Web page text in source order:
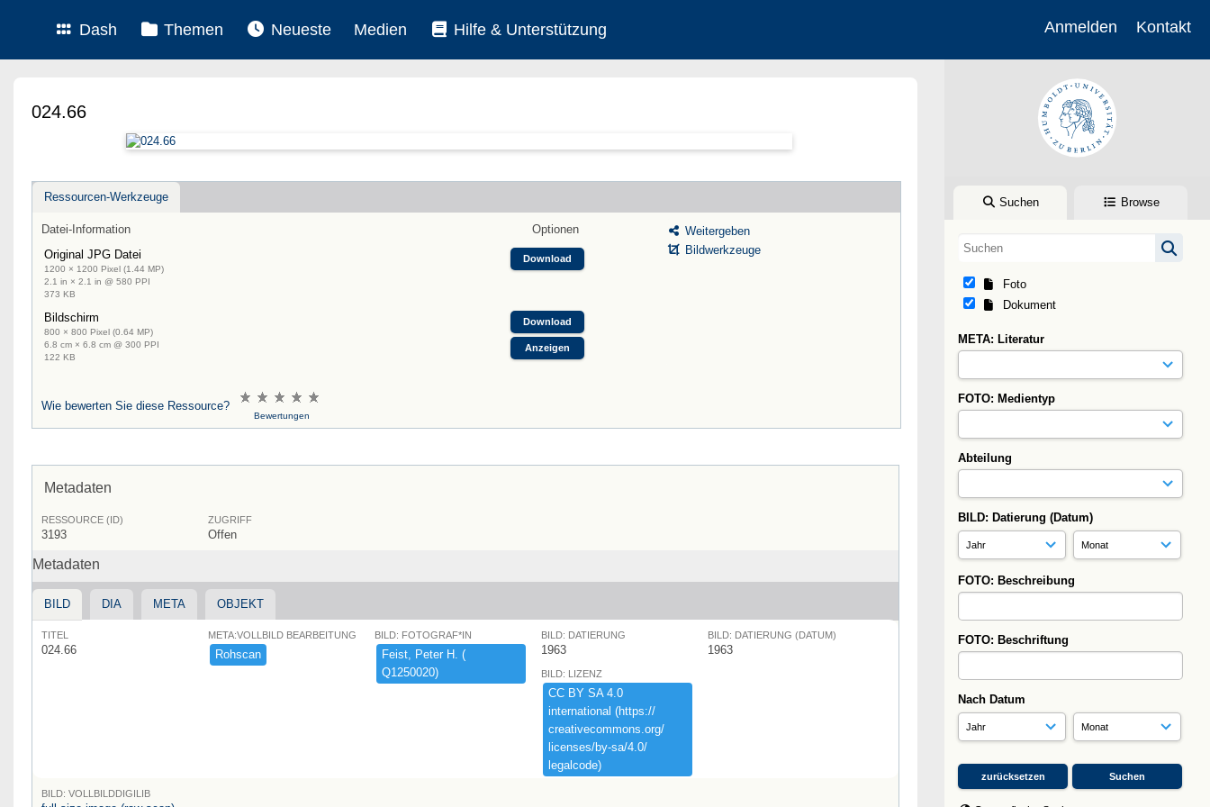
Dash Themen Neueste Medien Hilfe & Unterstützung Anmelden Kontakt
Suchen Browse
Foto
Dokument
META: Literatur
FOTO: Medientyp
Abteilung
BILD: Datierung (Datum)
FOTO: Beschreibung
FOTO: Beschriftung
Nach Datum
024.66
Ressourcen-Werkzeuge
Datei-Information
Optionen
Original JPG Datei
1200 × 1200 Pixel (1.44 MP)
2.1 in × 2.1 in @ 580 PPI
373 KB
Download
Bildschirm
800 × 800 Pixel (0.64 MP)
6.8 cm × 6.8 cm @ 300 PPI
122 KB
Download
Anzeigen
Weitergeben
Bildwerkzeuge
Wie bewerten Sie diese Ressource?
Bewertungen
Metadaten
RESSOURCE (ID)
3193
ZUGRIFF
Offen
Metadaten
BILD DIA META OBJEKT
TITEL
024.66
META:VOLLBILD BEARBEITUNG
Rohscan
BILD: FOTOGRAF*IN
Feist,​ ​Peter ​H.​ ​(​
Q1250020)​
BILD: DATIERUNG
1963
BILD: DATIERUNG (DATUM)
1963
BILD: LIZENZ
CC ​BY ​SA ​4.​0 ​
international ​(​https:​/​/​
creativecommons.​org/​
licenses/​by-​sa/​4.​0/​
legalcode)​
BILD: VOLLBILDDIGILIB